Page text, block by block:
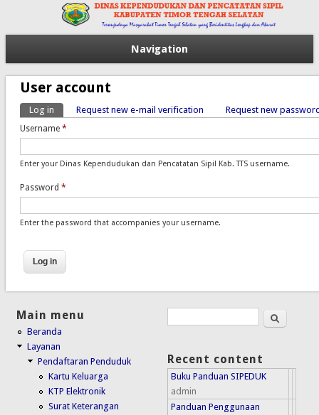
Navigation
User account
Primary tabs
Log in (active tab)
Request new e-mail verification Request new
Username *
Enter your Dinas Kependudukan dan Pencatatan Sipil Kab. TTS username.
Password *
Enter the password that accompanies your username.
Main menu
Beranda
Layanan
Pendaftaran Penduduk
Kartu Keluarga
KTP Elektronik
Surat Keterangan
Search formSearch
Recent content
Buku Panduan SIPEDUK
admin
Panduan Penggunaan